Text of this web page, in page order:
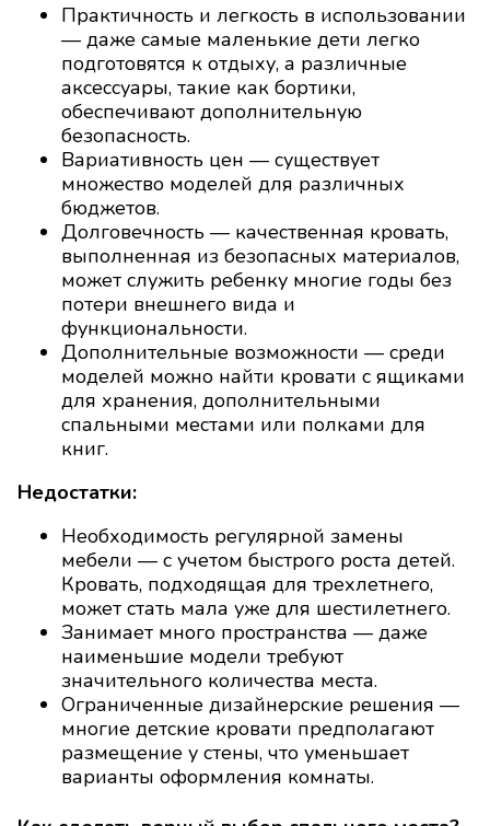
Практичность и легкость в использовании
— даже самые маленькие дети легко
подготовятся к отдыху, а различные
аксессуары, такие как бортики,
обеспечивают дополнительную
безопасность.
Вариативность цен — существует
множество моделей для различных
бюджетов.
Долговечность — качественная кровать,
выполненная из безопасных материалов,
может служить ребенку многие годы без
потери внешнего вида и
функциональности.
Дополнительные возможности — среди
моделей можно найти кровати с ящиками
для хранения, дополнительными
спальными местами или полками для
книг.
Недостатки:
Необходимость регулярной замены
мебели — с учетом быстрого роста детей.
Кровать, подходящая для трехлетнего,
может стать мала уже для шестилетнего.
Занимает много пространства — даже
наименьшие модели требуют
значительного количества места.
Ограниченные дизайнерские решения —
многие детские кровати предполагают
размещение у стены, что уменьшает
варианты оформления комнаты.